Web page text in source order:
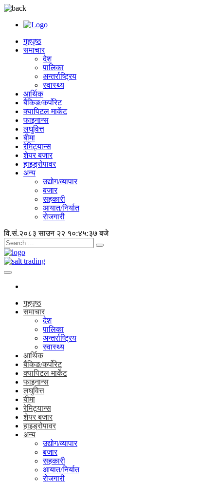
गृहपृष्ठ
समाचार
देश
पालिका
अन्तर्राष्ट्रिय
स्वास्थ्य
आर्थिक
बैंकिङ/कर्पोरेट
क्यापिटल मार्केट
फाइनान्स
लघुवित्त
बीमा
रेमिट्यान्स
शेयर बजार
हाइड्रोपावर
अन्य
उद्योग/व्यापार
बजार
सहकारी
आयात/निर्यात
रोजगारी
वि.सं.२०८३ साउन २२ १०:४५:३८ बजे
गृहपृष्ठ
समाचार
देश
पालिका
अन्तर्राष्ट्रिय
स्वास्थ्य
आर्थिक
बैंकिङ/कर्पोरेट
क्यापिटल मार्केट
फाइनान्स
लघुवित्त
बीमा
रेमिट्यान्स
शेयर बजार
हाइड्रोपावर
अन्य
उद्योग/व्यापार
बजार
सहकारी
आयात/निर्यात
रोजगारी